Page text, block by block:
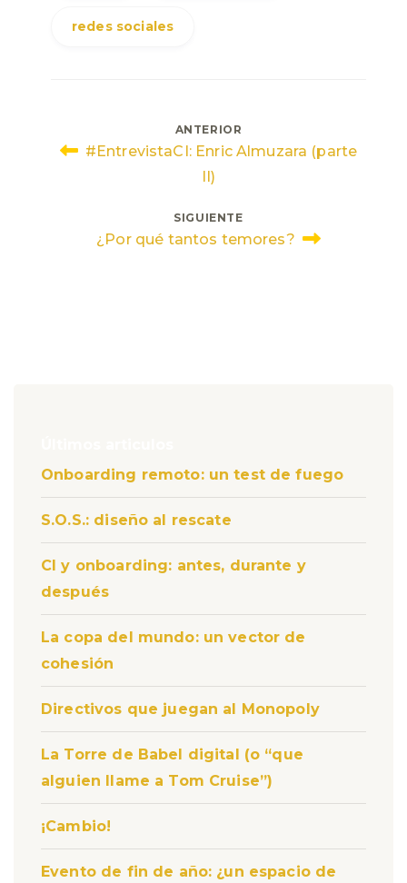
redes sociales
Navegación
entradas
ANTERIOR
#EntrevistaCI: Enric Almuzara (parte
II)
SIGUIENTE
¿Por qué tantos temores?
Onboarding remoto: un test de fuego
S.O.S.: diseño al rescate
CI y onboarding: antes, durante y
después
La copa del mundo: un vector de
cohesión
Directivos que juegan al Monopoly
La Torre de Babel digital (o “que
alguien llame a Tom Cruise”)
¡Cambio!
Evento de fin de año: ¿un espacio de